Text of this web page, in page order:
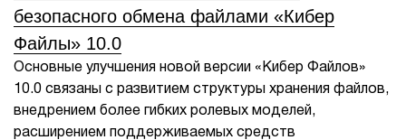
безопасного обмена файлами «Кибер
Файлы» 10.0
Основные улучшения новой версии «Кибер Файлов»
10.0 связаны с развитием структуры хранения файлов,
внедрением более гибких ролевых моделей,
расширением поддерживаемых средств